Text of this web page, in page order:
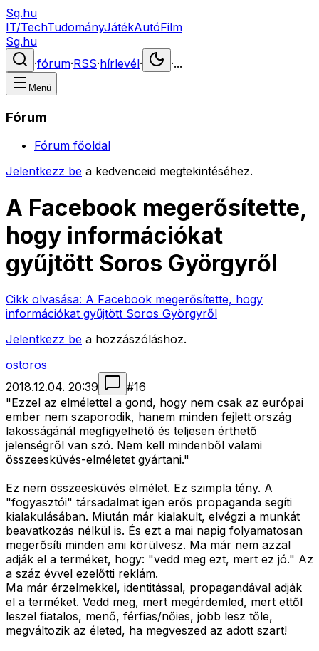
Sg.hu
IT/TechTudományJátékAutóFilm
Sg.hu
·fórum·RSS·hírlevél· ·...
Menü
Fórum
Fórum főoldal
Jelentkezz be a kedvenceid megtekintéséhez.
A Facebook megerősítette,
hogy információkat
gyűjtött Soros Györgyről
Cikk olvasása: A Facebook megerősítette, hogy
információkat gyűjtött Soros Györgyről
Jelentkezz be a hozzászóláshoz.
ostoros
2018.12.04. 20:39
#16
"Ezzel az elmélettel a gond, hogy nem csak az európai
ember nem szaporodik, hanem minden fejlett ország
lakosságánál megfigyelhető és teljesen érthető
jelenségről van szó. Nem kell mindenből valami
összeesküvés-elméletet gyártani."
Ez nem összeesküvés elmélet. Ez szimpla tény. A
"fogyasztói" társadalmat igen erős propaganda segíti
kialakulásában. Miután már kialakult, elvégzi a munkát
beavatkozás nélkül is. És ezt a mai napig folyamatosan
megerősíti minden ami körülvesz. Ma már nem azzal
adják el a terméket, hogy: "vedd meg ezt, mert ez jó." Az
a száz évvel ezelőtti reklám.
Ma már érzelmekkel, identitással, propagandával adják
el a terméket. Vedd meg, mert megérdemled, mert ettől
leszel fiatalos, menő, férfias/nőies, jobb lesz tőle,
megváltozik az életed, ha megveszed az adott szart!